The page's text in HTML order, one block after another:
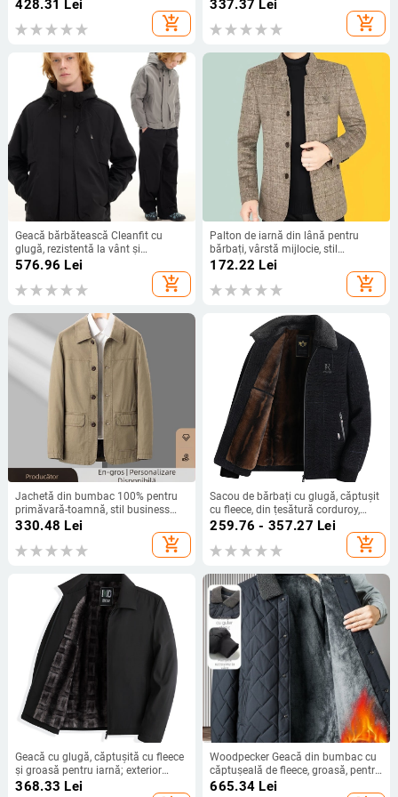
american la modă, mărime plus
428.31 Lei
add_shopping_cart
337.37 Lei
add_shopping_cart
Geacă bărbătească Cleanfit cu
glugă, rezistentă la vânt și
călduroasă, panouri patchwork,
croială lejeră, toamnă-iarna 2025
576.96 Lei
add_shopping_cart
Palton de iarnă din lână pentru
bărbați, vârstă mijlocie, stil
business-casual, palton cu guler
172.22 Lei
add_shopping_cart
Jachetă din bumbac 100% pentru
primăvară-toamnă, stil business
lejer, croială relaxată, guler rever,
330.48 Lei
add_shopping_cart
Sacou de bărbați cu glugă, căptușit
cu fleece, din țesătură corduroy,
mâneci lungi, toamna 2024, stil
259.76 - 357.27 Lei
add_shopping_cart
Geacă cu glugă, căptușită cu fleece
și groasă pentru iarnă; exterior
poliester; țesătură principală blană
368.33 Lei
Woodpecker Geacă din bumbac cu
căptușeală de fleece, groasă, pentru
toamnă-iarnă
665.34 Lei